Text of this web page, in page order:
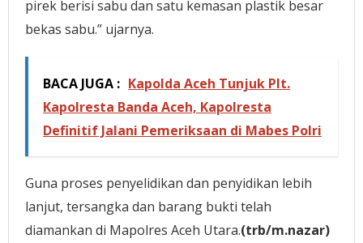
pirek berisi sabu dan satu kemasan plastik besar
bekas sabu.” ujarnya.
BACA JUGA : Kapolda Aceh Tunjuk Plt.
Kapolresta Banda Aceh, Kapolresta
Definitif Jalani Pemeriksaan di Mabes Polri
Guna proses penyelidikan dan penyidikan lebih
lanjut, tersangka dan barang bukti telah
diamankan di Mapolres Aceh Utara.(trb/m.nazar)